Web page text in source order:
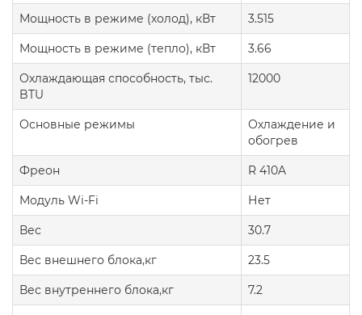
Мощность в режиме (холод), кВт 3.515
Мощность в режиме (тепло), кВт 3.66
Охлаждающая способность, тыс.
BTU
12000
Основные режимы
Охлаждение и
обогрев
Фреон R 410A
Модуль Wi-Fi Нет
Вес 30.7
Вес внешнего блока,кг 23.5
Вес внутреннего блока,кг 7.2